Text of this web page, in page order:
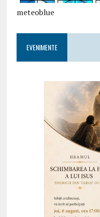
meteoblue
EVENIMENTE